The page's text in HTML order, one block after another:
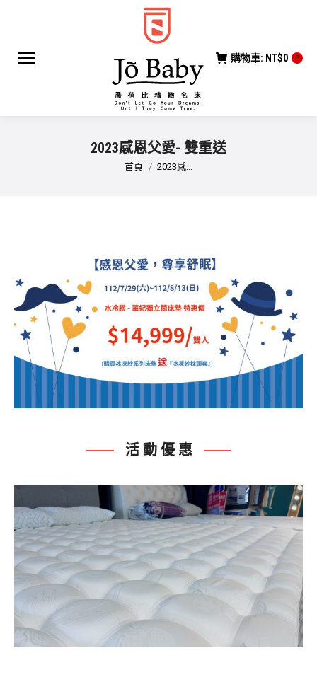
購物車: NT$0 0
2023感恩父愛- 雙重送
您在這裡：
首頁 2023感...
活 動 優 惠